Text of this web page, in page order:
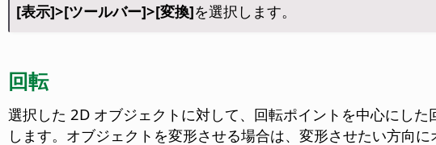
[表示]>[ツールバー]>[変換]を選択します。
回転
選択した 2D オブジェクトに対して、回転ポイントを中心にし
します。オブジェクトを変形させる場合は、変形させたい方向